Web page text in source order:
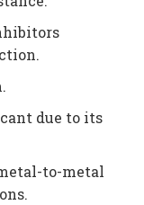
due to its
to-metal